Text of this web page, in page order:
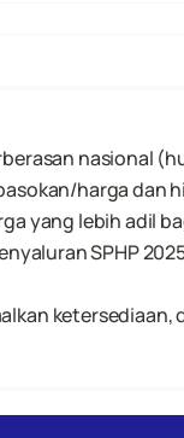
nasional
harga dan
yang lebih adil
SPHP